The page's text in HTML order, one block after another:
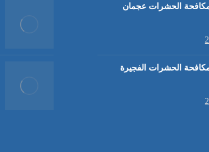
الحشرات عجمان
الحشرات الفجيرة